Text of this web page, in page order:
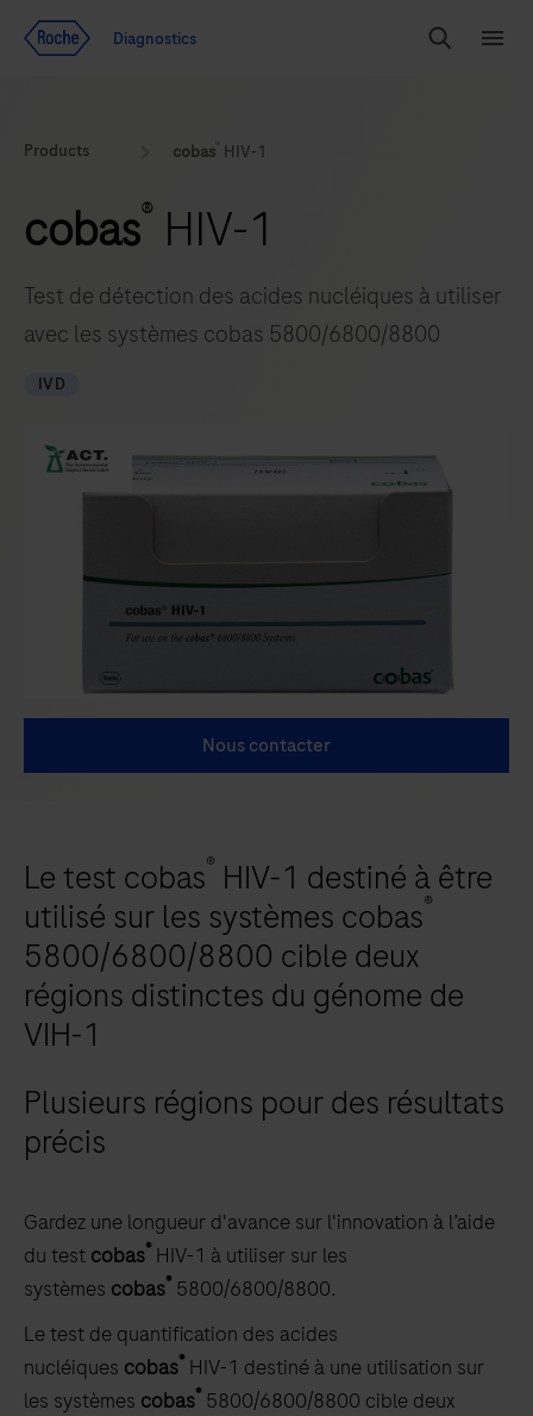
Diagnostics
Chercher
Products cobas HIV-1
cobas® HIV-1
Test de détection des acides nucléiques à utiliser
avec les systèmes cobas 5800/6800/8800
IVD
Nous contacter
Le test cobas® HIV-1 destiné à être
utilisé sur les systèmes cobas®
5800/6800/8800 cible deux
régions distinctes du génome de
VIH-1
Plusieurs régions pour des résultats
précis
Gardez une longueur d'avance sur l'innovation à l’aide
du test cobas® HIV-1 à utiliser sur les
systèmes cobas® 5800/6800/8800.
Le test de quantification des acides
nucléiques cobas® HIV-1 destiné à une utilisation sur
les systèmes cobas® 5800/6800/8800 cible deux